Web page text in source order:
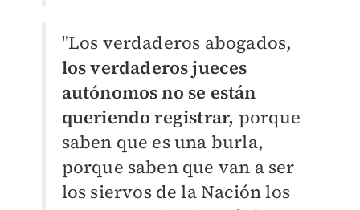
"Los verdaderos abogados,
los verdaderos jueces
autónomos no se están
queriendo registrar, porque
saben que es una burla,
porque saben que van a ser
los siervos de la Nación los